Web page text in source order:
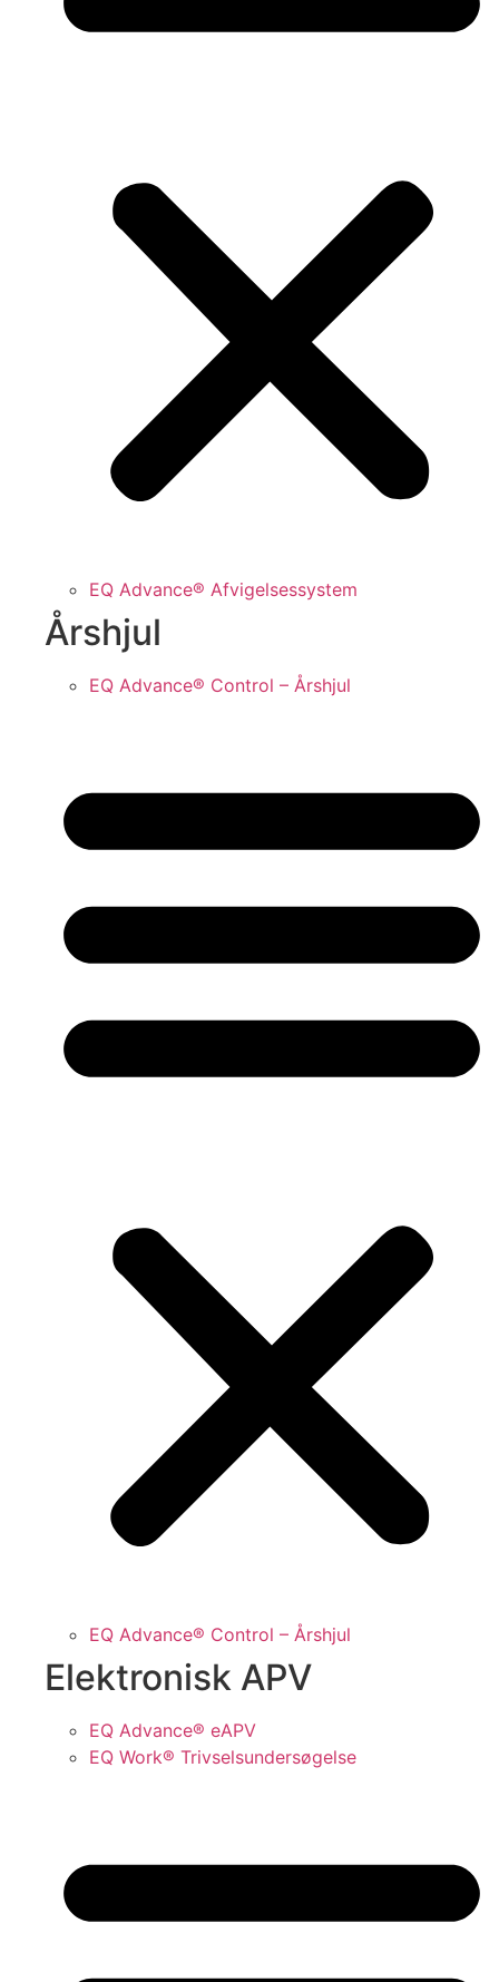
EQ Advance® Afvigelsessystem
Årshjul
EQ Advance® Control – Årshjul
EQ Advance® Control – Årshjul
Elektronisk APV
EQ Advance® eAPV
EQ Work® Trivselsundersøgelse